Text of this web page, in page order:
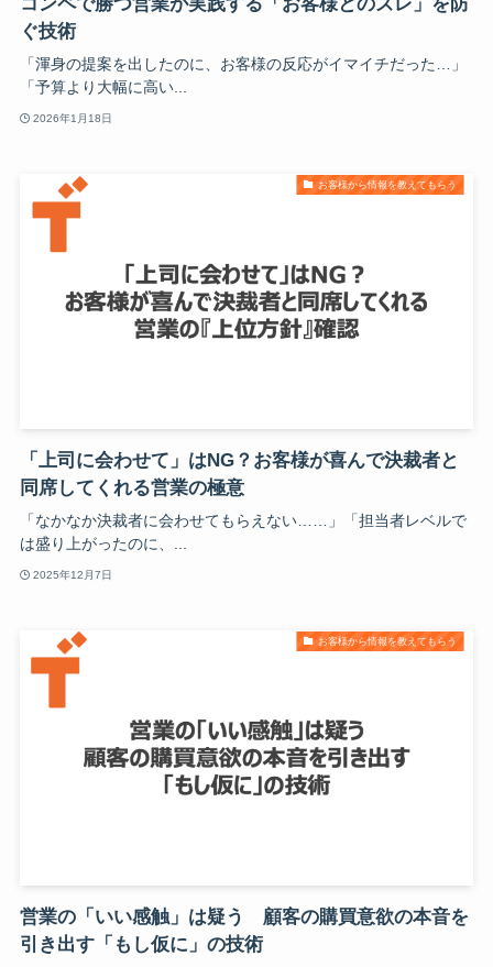
ぐ技術
「渾身の提案を出したのに、お客様の反応がイマイチだった…」
「予算より大幅に高い...
2026年1月18日
お客様から情報を教えてもらう
「上司に会わせて」はNG？お客様が喜んで決裁者と
同席してくれる営業の極意
「なかなか決裁者に会わせてもらえない……」「担当者レベルで
は盛り上がったのに、...
2025年12月7日
お客様から情報を教えてもらう
営業の「いい感触」は疑う 顧客の購買意欲の本音を
引き出す「もし仮に」の技術